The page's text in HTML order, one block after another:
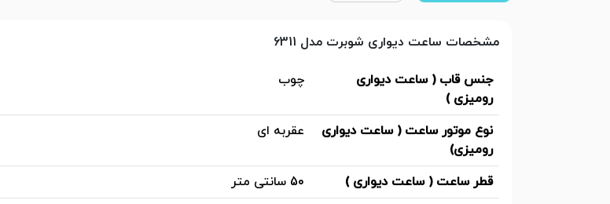
مشخصات ساعت دیواری شوبرت مدل 6311
جنس قاب ( ساعت دیواری
رومیزی )
چوب
نوع موتور ساعت ( ساعت دیواری
رومیزی)
عقربه ای
قطر ساعت ( ساعت دیواری )
50 سانتی متر